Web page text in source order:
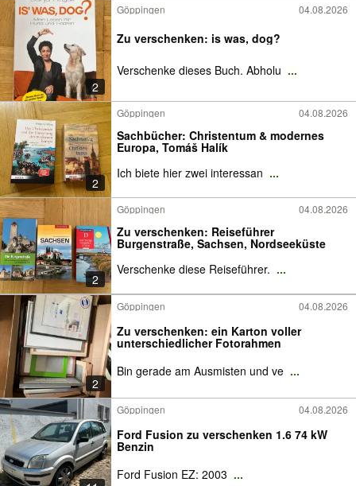
2
Göppingen 04.08.2026
Zu verschenken: is was, dog?
Verschenke dieses Buch. Abholu ...
2
Göppingen 04.08.2026
Sachbücher: Christentum & modernes
Europa, Tomáš Halík
Ich biete hier zwei interessan ...
2
Göppingen 04.08.2026
Zu verschenken: Reiseführer
Burgenstraße, Sachsen, Nordseeküste
Verschenke diese Reiseführer. ...
2
Göppingen 04.08.2026
Zu verschenken: ein Karton voller
unterschiedlicher Fotorahmen
Bin gerade am Ausmisten und ve ...
Göppingen 04.08.2026
Ford Fusion zu verschenken 1.6 74 kW
Benzin
Ford Fusion EZ: 2003 ...